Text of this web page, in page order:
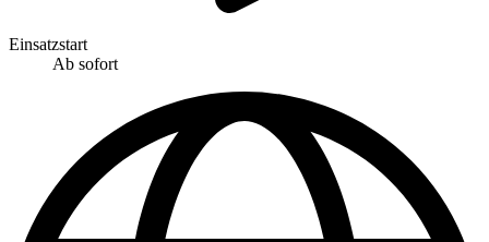
Einsatzstart
Ab sofort